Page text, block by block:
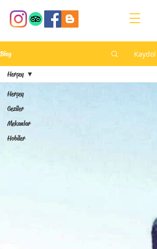
Blog Kaydol
Herşey
Geziler
Mekanlar
Hobiler
Herşey